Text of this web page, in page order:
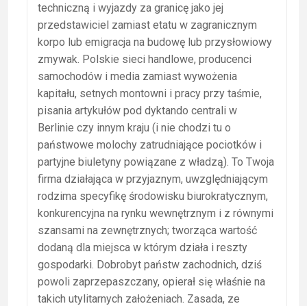
techniczną i wyjazdy za granicę jako jej
przedstawiciel zamiast etatu w zagranicznym
korpo lub emigracja na budowę lub przysłowiowy
zmywak. Polskie sieci handlowe, producenci
samochodów i media zamiast wywożenia
kapitału, setnych montowni i pracy przy taśmie,
pisania artykułów pod dyktando centrali w
Berlinie czy innym kraju (i nie chodzi tu o
państwowe molochy zatrudniające pociotków i
partyjne biuletyny powiązane z władzą). To Twoja
firma działająca w przyjaznym, uwzględniającym
rodzima specyfikę środowisku biurokratycznym,
konkurencyjna na rynku wewnętrznym i z równymi
szansami na zewnętrznych; tworząca wartość
dodaną dla miejsca w którym działa i reszty
gospodarki. Dobrobyt państw zachodnich, dziś
powoli zaprzepaszczany, opierał się właśnie na
takich utylitarnych założeniach. Zasada, ze